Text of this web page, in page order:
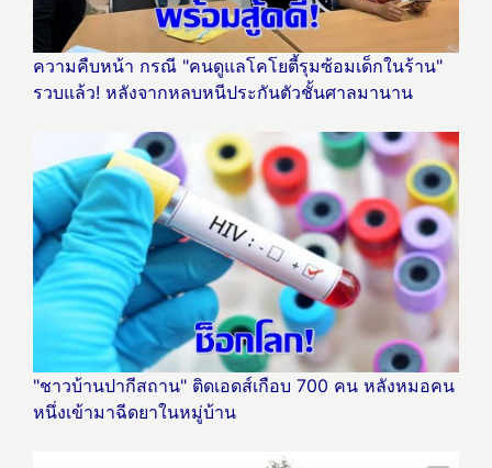
ความคืบหน้า กรณี "คนดูแลโคโยตี้รุมซ้อมเด็กในร้าน"
รวบแล้ว! หลังจากหลบหนีประกันตัวชั้นศาลมานาน
"ชาวบ้านปากีสถาน" ติดเอดส์เกือบ 700 คน หลังหมอคน
หนึ่งเข้ามาฉีดยาในหมู่บ้าน